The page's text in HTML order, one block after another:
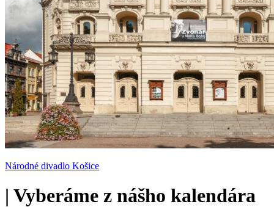
Národné divadlo Košice
| Vyberáme z nášho kalendára